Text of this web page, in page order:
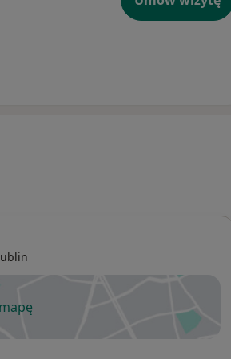
mózg.
do
18.
się w nowej karcie